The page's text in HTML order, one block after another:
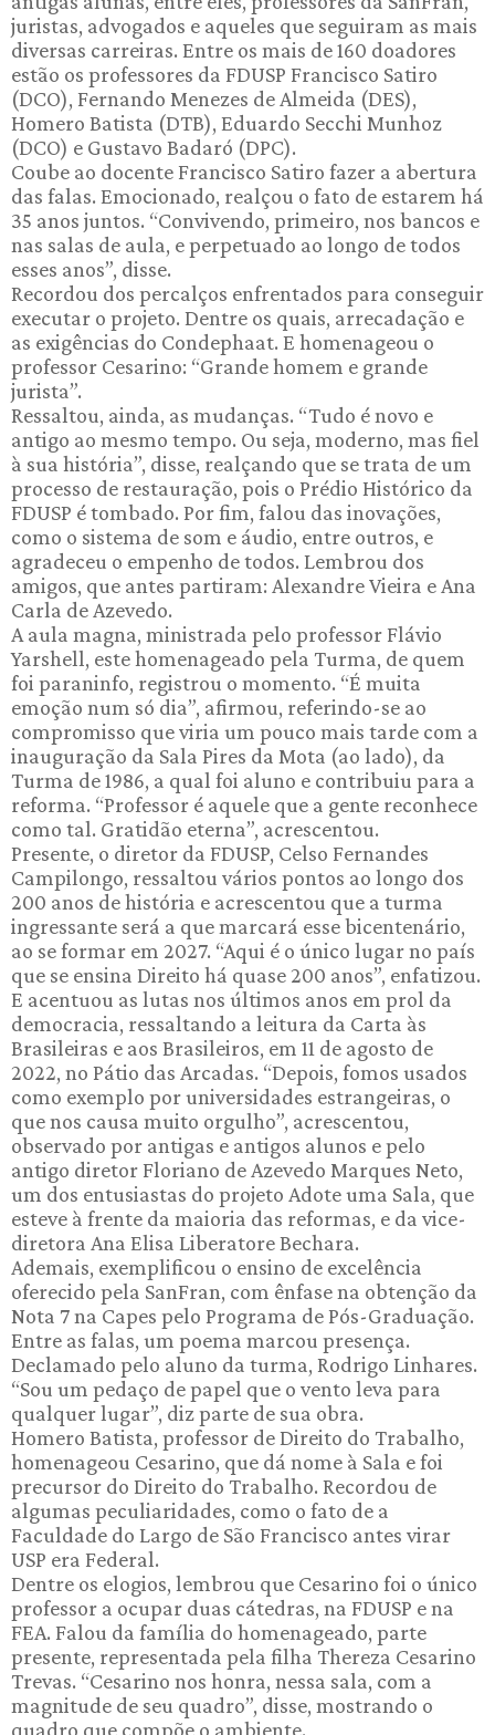
juristas, advogados e aqueles que seguiram as mais
diversas carreiras. Entre os mais de 160 doadores
estão os professores da FDUSP Francisco Satiro
(DCO), Fernando Menezes de Almeida (DES),
Homero Batista (DTB), Eduardo Secchi Munhoz
(DCO) e Gustavo Badaró (DPC).
Coube ao docente Francisco Satiro fazer a abertura
das falas. Emocionado, realçou o fato de estarem há
35 anos juntos. “Convivendo, primeiro, nos bancos e
nas salas de aula, e perpetuado ao longo de todos
esses anos”, disse.
Recordou dos percalços enfrentados para conseguir
executar o projeto. Dentre os quais, arrecadação e
as exigências do Condephaat. E homenageou o
professor Cesarino: “Grande homem e grande
jurista”.
Ressaltou, ainda, as mudanças. “Tudo é novo e
antigo ao mesmo tempo. Ou seja, moderno, mas fiel
à sua história”, disse, realçando que se trata de um
processo de restauração, pois o Prédio Histórico da
FDUSP é tombado. Por fim, falou das inovações,
como o sistema de som e áudio, entre outros, e
agradeceu o empenho de todos. Lembrou dos
amigos, que antes partiram: Alexandre Vieira e Ana
Carla de Azevedo.
A aula magna, ministrada pelo professor Flávio
Yarshell, este homenageado pela Turma, de quem
foi paraninfo, registrou o momento. “É muita
emoção num só dia”, afirmou, referindo-se ao
compromisso que viria um pouco mais tarde com a
inauguração da Sala Pires da Mota (ao lado), da
Turma de 1986, a qual foi aluno e contribuiu para a
reforma. “Professor é aquele que a gente reconhece
como tal. Gratidão eterna”, acrescentou.
Presente, o diretor da FDUSP, Celso Fernandes
Campilongo, ressaltou vários pontos ao longo dos
200 anos de história e acrescentou que a turma
ingressante será a que marcará esse bicentenário,
ao se formar em 2027. “Aqui é o único lugar no país
que se ensina Direito há quase 200 anos”, enfatizou.
E acentuou as lutas nos últimos anos em prol da
democracia, ressaltando a leitura da Carta às
Brasileiras e aos Brasileiros, em 11 de agosto de
2022, no Pátio das Arcadas. “Depois, fomos usados
como exemplo por universidades estrangeiras, o
que nos causa muito orgulho”, acrescentou,
observado por antigas e antigos alunos e pelo
antigo diretor Floriano de Azevedo Marques Neto,
um dos entusiastas do projeto Adote uma Sala, que
esteve à frente da maioria das reformas, e da vice-
diretora Ana Elisa Liberatore Bechara.
Ademais, exemplificou o ensino de excelência
oferecido pela SanFran, com ênfase na obtenção da
Nota 7 na Capes pelo Programa de Pós-Graduação.
Entre as falas, um poema marcou presença.
Declamado pelo aluno da turma, Rodrigo Linhares.
“Sou um pedaço de papel que o vento leva para
qualquer lugar”, diz parte de sua obra.
Homero Batista, professor de Direito do Trabalho,
homenageou Cesarino, que dá nome à Sala e foi
precursor do Direito do Trabalho. Recordou de
algumas peculiaridades, como o fato de a
Faculdade do Largo de São Francisco antes virar
USP era Federal.
Dentre os elogios, lembrou que Cesarino foi o único
professor a ocupar duas cátedras, na FDUSP e na
FEA. Falou da família do homenageado, parte
presente, representada pela filha Thereza Cesarino
Trevas. “Cesarino nos honra, nessa sala, com a
magnitude de seu quadro”, disse, mostrando o
quadro que compõe o ambiente.